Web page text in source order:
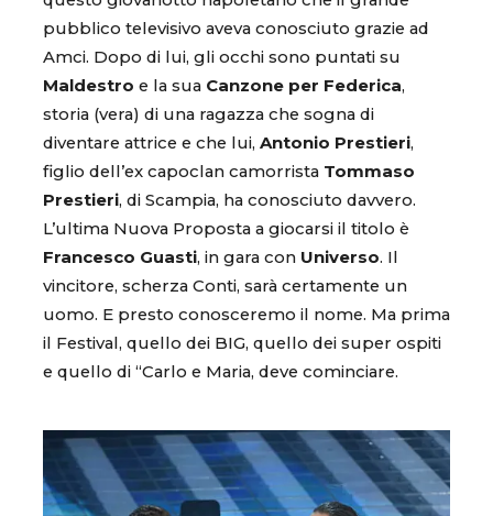
pubblico televisivo aveva conosciuto grazie ad
Amci. Dopo di lui, gli occhi sono puntati su
Maldestro e la sua Canzone per Federica,
storia (vera) di una ragazza che sogna di
diventare attrice e che lui, Antonio Prestieri,
figlio dell’ex capoclan camorrista Tommaso
Prestieri, di Scampia, ha conosciuto davvero.
L’ultima Nuova Proposta a giocarsi il titolo è
Francesco Guasti, in gara con Universo. Il
vincitore, scherza Conti, sarà certamente un
uomo. E presto conosceremo il nome. Ma prima
il Festival, quello dei BIG, quello dei super ospiti
e quello di “Carlo e Maria, deve cominciare.